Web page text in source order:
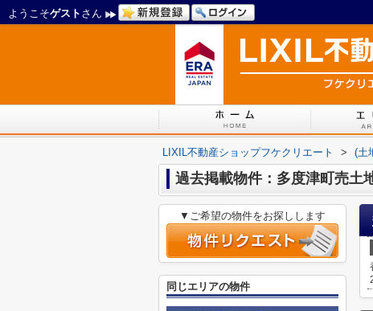
ようこそゲスト さん
LIXIL不動産ショップフケクリエート > (土
過去掲載物件：多度津町売土
▼ご希望の物件をお探しします
同じエリアの物件